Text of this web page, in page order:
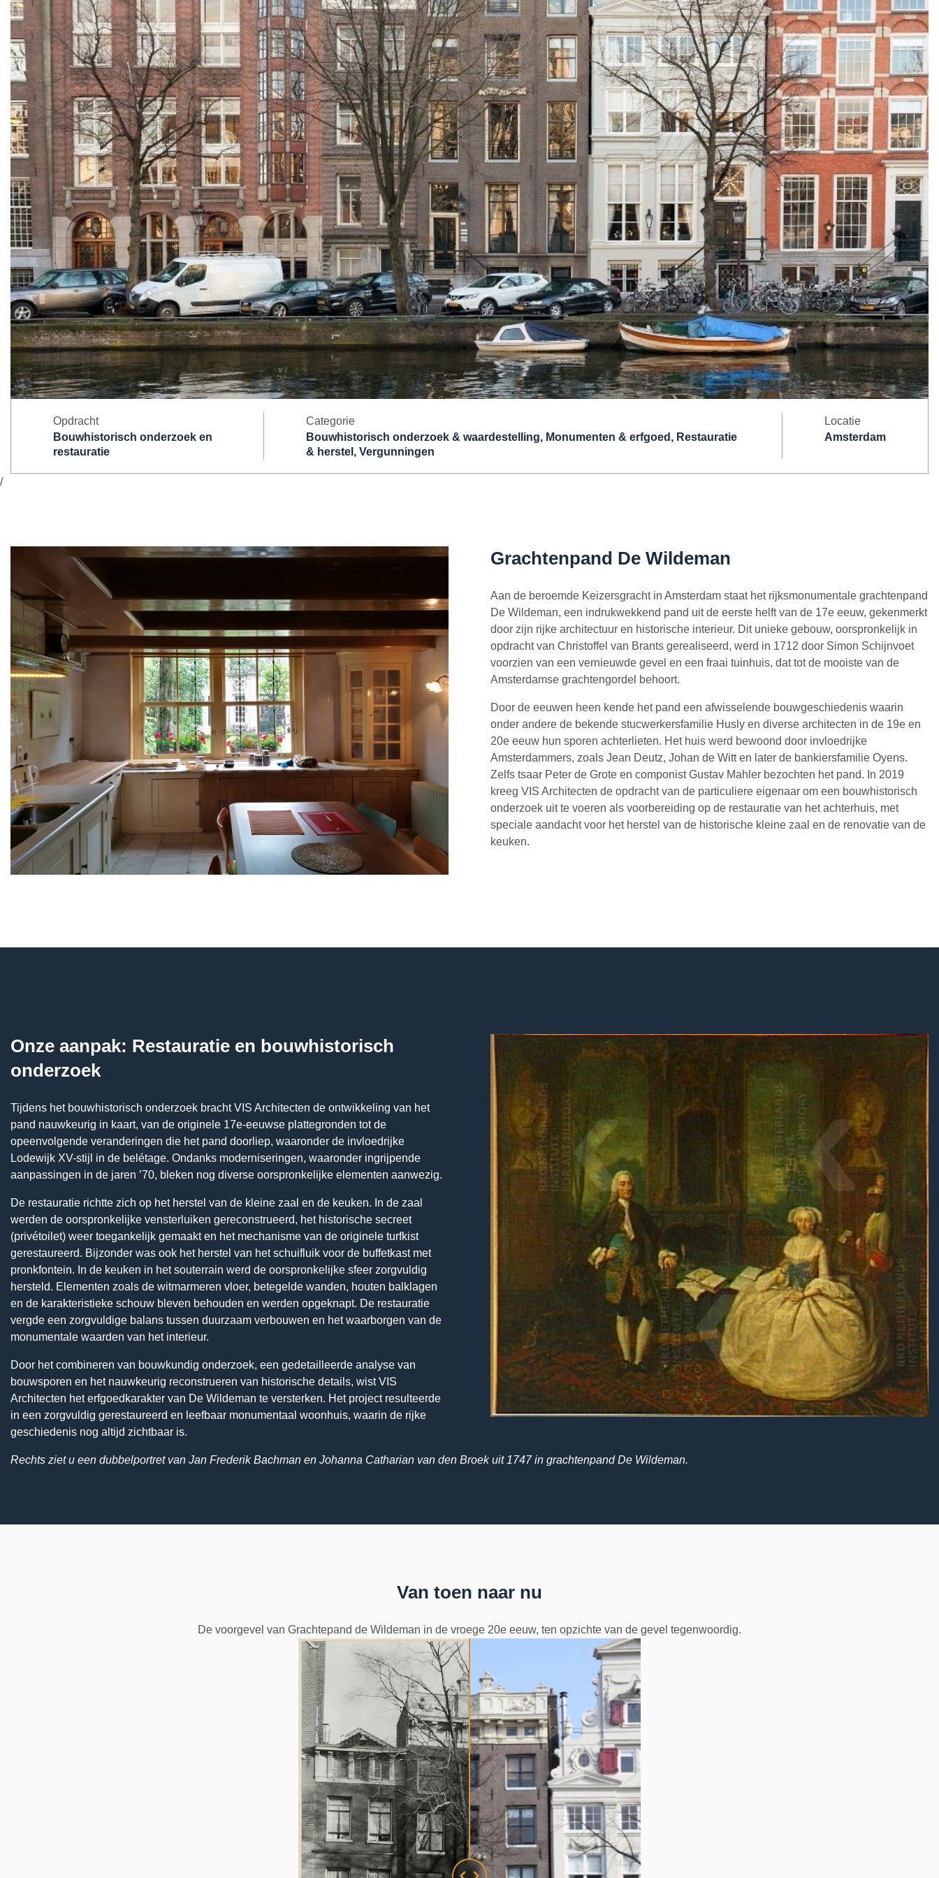
Opdracht
Bouwhistorisch onderzoek en
restauratie
Categorie
Bouwhistorisch onderzoek & waardestelling, Monumenten & erfgoed, Restauratie
& herstel, Vergunningen
Locatie
Amsterdam
/
Grachtenpand De Wildeman
Aan de beroemde Keizersgracht in Amsterdam staat het rijksmonumentale grachtenpand
De Wildeman, een indrukwekkend pand uit de eerste helft van de 17e eeuw, gekenmerkt
door zijn rijke architectuur en historische interieur. Dit unieke gebouw, oorspronkelijk in
opdracht van Christoffel van Brants gerealiseerd, werd in 1712 door Simon Schijnvoet
voorzien van een vernieuwde gevel en een fraai tuinhuis, dat tot de mooiste van de
Amsterdamse grachtengordel behoort.
Door de eeuwen heen kende het pand een afwisselende bouwgeschiedenis waarin
onder andere de bekende stucwerkersfamilie Husly en diverse architecten in de 19e en
20e eeuw hun sporen achterlieten. Het huis werd bewoond door invloedrijke
Amsterdammers, zoals Jean Deutz, Johan de Witt en later de bankiersfamilie Oyens.
Zelfs tsaar Peter de Grote en componist Gustav Mahler bezochten het pand. In 2019
kreeg VIS Architecten de opdracht van de particuliere eigenaar om een bouwhistorisch
onderzoek uit te voeren als voorbereiding op de restauratie van het achterhuis, met
speciale aandacht voor het herstel van de historische kleine zaal en de renovatie van de
keuken.
Onze aanpak: Restauratie en bouwhistorisch
onderzoek
Tijdens het bouwhistorisch onderzoek bracht VIS Architecten de ontwikkeling van het
pand nauwkeurig in kaart, van de originele 17e-eeuwse plattegronden tot de
opeenvolgende veranderingen die het pand doorliep, waaronder de invloedrijke
Lodewijk XV-stijl in de belétage. Ondanks moderniseringen, waaronder ingrijpende
aanpassingen in de jaren ’70, bleken nog diverse oorspronkelijke elementen aanwezig.
De restauratie richtte zich op het herstel van de kleine zaal en de keuken. In de zaal
werden de oorspronkelijke vensterluiken gereconstrueerd, het historische secreet
(privétoilet) weer toegankelijk gemaakt en het mechanisme van de originele turfkist
gerestaureerd. Bijzonder was ook het herstel van het schuifluik voor de buffetkast met
pronkfontein. In de keuken in het souterrain werd de oorspronkelijke sfeer zorgvuldig
hersteld. Elementen zoals de witmarmeren vloer, betegelde wanden, houten balklagen
en de karakteristieke schouw bleven behouden en werden opgeknapt. De restauratie
vergde een zorgvuldige balans tussen duurzaam verbouwen en het waarborgen van de
monumentale waarden van het interieur.
Door het combineren van bouwkundig onderzoek, een gedetailleerde analyse van
bouwsporen en het nauwkeurig reconstrueren van historische details, wist VIS
Architecten het erfgoedkarakter van De Wildeman te versterken. Het project resulteerde
in een zorgvuldig gerestaureerd en leefbaar monumentaal woonhuis, waarin de rijke
geschiedenis nog altijd zichtbaar is.
Rechts ziet u een dubbelportret van Jan Frederik Bachman en Johanna Catharian van den Broek uit 1747 in grachtenpand De Wildeman.
Van toen naar nu
De voorgevel van Grachtepand de Wildeman in de vroege 20e eeuw, ten opzichte van de gevel tegenwoordig.